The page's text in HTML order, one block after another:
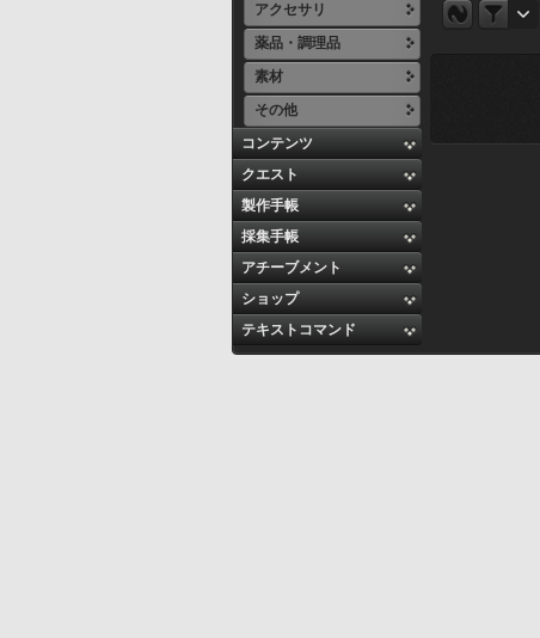
アクセサリ
薬品・調理品
素材
その他
コンテンツ
クエスト
製作手帳
採集手帳
アチーブメント
ショップ
テキストコマンド